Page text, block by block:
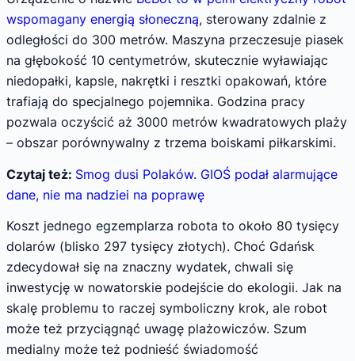
wspomagany energią słoneczną, sterowany zdalnie z
odległości do 300 metrów. Maszyna przeczesuje piasek
na głębokość 10 centymetrów, skutecznie wyławiając
niedopałki, kapsle, nakrętki i resztki opakowań, które
trafiają do specjalnego pojemnika. Godzina pracy
pozwala oczyścić aż 3000 metrów kwadratowych plaży
– obszar porównywalny z trzema boiskami piłkarskimi.
Czytaj też: Smog dusi Polaków. GIOŚ podał alarmujące
dane, nie ma nadziei na poprawę
Koszt jednego egzemplarza robota to około 80 tysięcy
dolarów (blisko 297 tysięcy złotych). Choć Gdańsk
zdecydował się na znaczny wydatek, chwali się
inwestycję w nowatorskie podejście do ekologii. Jak na
skalę problemu to raczej symboliczny krok, ale robot
może też przyciągnąć uwagę plażowiczów. Szum
medialny może też podnieść świadomość